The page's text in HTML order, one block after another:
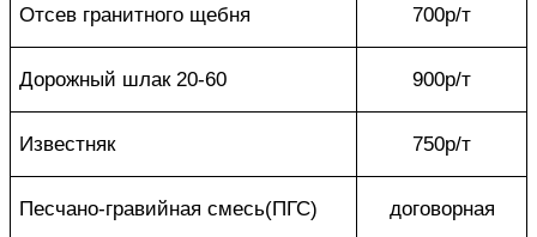
Отсев гранитного щебня 700р/т
Дорожный шлак 20-60 900р/т
Известняк 750р/т
Песчано-гравийная смесь(ПГС) договорная